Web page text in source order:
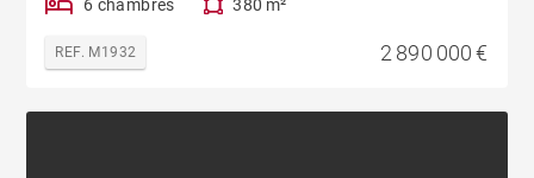
6 chambres 380 m²
REF. M1932 2 890 000 €